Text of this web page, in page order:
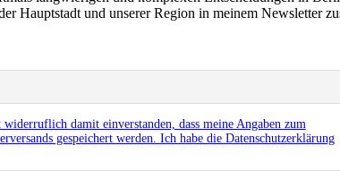
Hauptstadt und unserer Region in meinem Newsletter
damit einverstanden, dass meine Angaben zum
gespeichert werden. Ich habe die Datenschutzerklärung